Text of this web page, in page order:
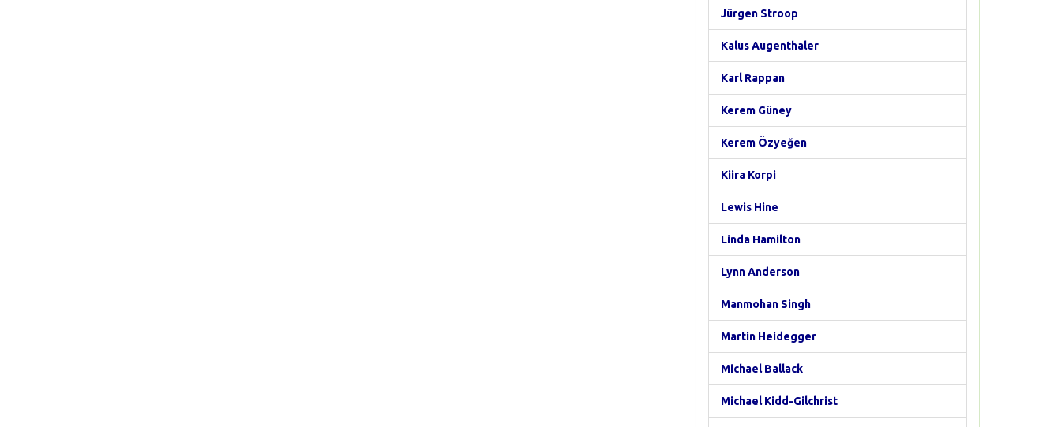
Jürgen Stroop
Kalus Augenthaler
Karl Rappan
Kerem Güney
Kerem Özyeğen
Kiira Korpi
Lewis Hine
Linda Hamilton
Lynn Anderson
Manmohan Singh
Martin Heidegger
Michael Ballack
Michael Kidd-Gilchrist